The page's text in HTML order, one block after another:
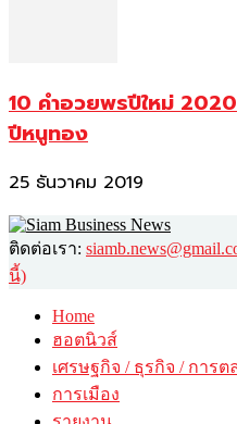
10 คำอวยพรปีใหม่
ปีหนูทอง
25 ธันวาคม 2019
ติดต่อเรา:
นี้)
Home
ฮอตนิวส์
เศรษฐกิจ / ธุรกิจ / การต
การเมือง